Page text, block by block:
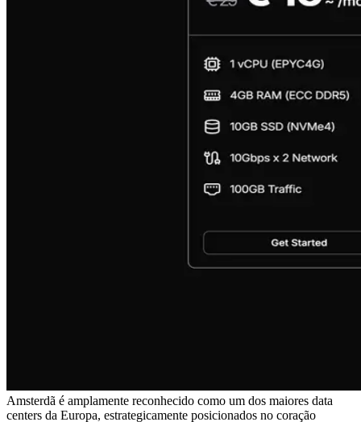
Amsterdã é amplamente reconhecido como um dos maiores data
centers da Europa, estrategicamente posicionados no coração